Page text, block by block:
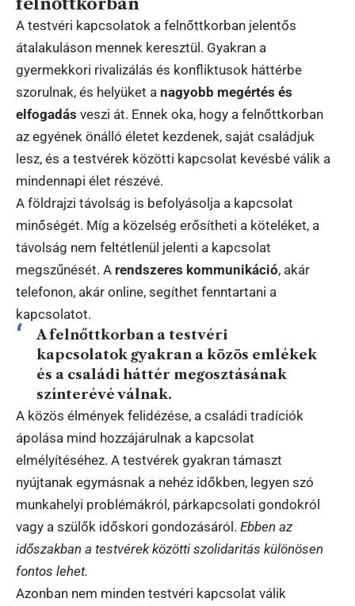
A testvéri kapcsolatok a felnőttkorban jelentős
átalakuláson mennek keresztül. Gyakran a
gyermekkori rivalizálás és konfliktusok háttérbe
szorulnak, és helyüket a nagyobb megértés és
elfogadás veszi át. Ennek oka, hogy a felnőttkorban
az egyének önálló életet kezdenek, saját családjuk
lesz, és a testvérek közötti kapcsolat kevésbé válik a
mindennapi élet részévé.
A földrajzi távolság is befolyásolja a kapcsolat
minőségét. Míg a közelség erősítheti a köteléket, a
távolság nem feltétlenül jelenti a kapcsolat
megszűnését. A rendszeres kommunikáció, akár
telefonon, akár online, segíthet fenntartani a
kapcsolatot.
A felnőttkorban a testvéri
kapcsolatok gyakran a közös emlékek
és a családi háttér megosztásának
színterévé válnak.
A közös élmények felidézése, a családi tradíciók
ápolása mind hozzájárulnak a kapcsolat
elmélyítéséhez. A testvérek gyakran támaszt
nyújtanak egymásnak a nehéz időkben, legyen szó
munkahelyi problémákról, párkapcsolati gondokról
vagy a szülők időskori gondozásáról. Ebben az
időszakban a testvérek közötti szolidaritás különösen
fontos lehet.
Azonban nem minden testvéri kapcsolat válik